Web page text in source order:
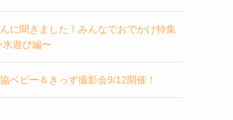
に聞きました！みんなでおでかけ特集
水遊び編〜
ベビー＆きっず撮影会9/12開催！